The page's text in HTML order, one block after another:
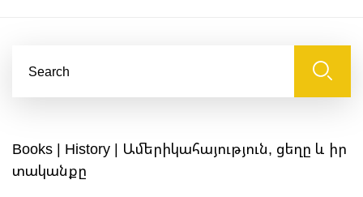
Books | History | Ամերիկահայություն, ցեղը և իր
տականքը